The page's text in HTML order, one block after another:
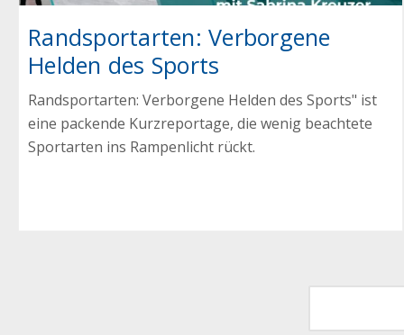
Randsportarten: Verborgene
Helden des Sports
Randsportarten: Verborgene Helden des Sports" ist
eine packende Kurzreportage, die wenig beachtete
Sportarten ins Rampenlicht rückt.